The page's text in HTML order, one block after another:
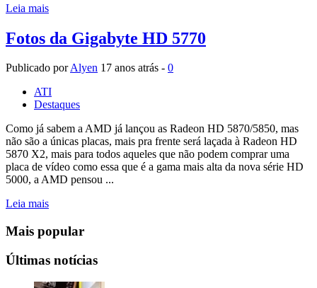
Leia mais
Fotos da Gigabyte HD 5770
Publicado porAlyen 17 anos atrás - 0
ATI
Destaques
Como já sabem a AMD já lançou as Radeon HD 5870/5850, mas
não são a únicas placas, mais pra frente será laçada à Radeon HD
5870 X2, mais para todos aqueles que não podem comprar uma
placa de vídeo como essa que é a gama mais alta da nova série HD
5000, a AMD pensou ...
Leia mais
Mais popular
Últimas notícias